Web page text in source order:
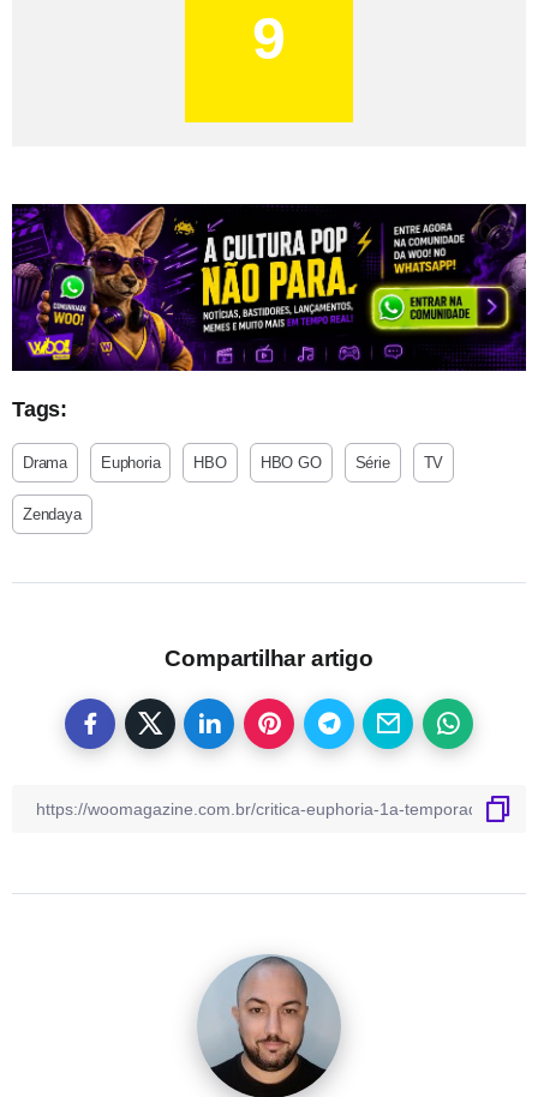
9
Tags:
Drama Euphoria HBO HBO GO Série TV
Zendaya
Compartilhar artigo